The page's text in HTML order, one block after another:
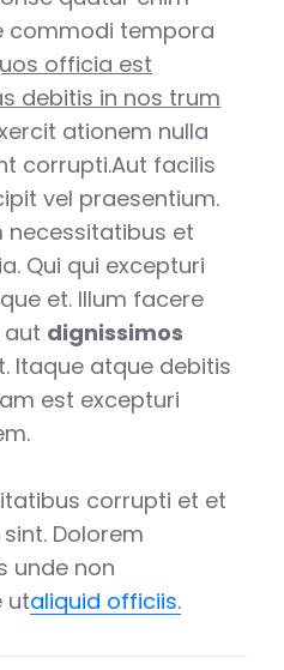
commodi tempora
officia est
debitis in nos trum
ationem nulla
corrupti.Aut facilis
vel praesentium.
necessitatibus et
Qui qui excepturi
et. Illum facere
dignissimos
Itaque atque debitis
est excepturi
corrupti et et
Dolorem
unde non
utaliquid officiis.